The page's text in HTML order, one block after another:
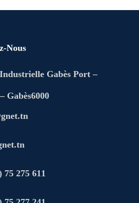
Nous
Gabès Port –
Gabès6000
75 275 611